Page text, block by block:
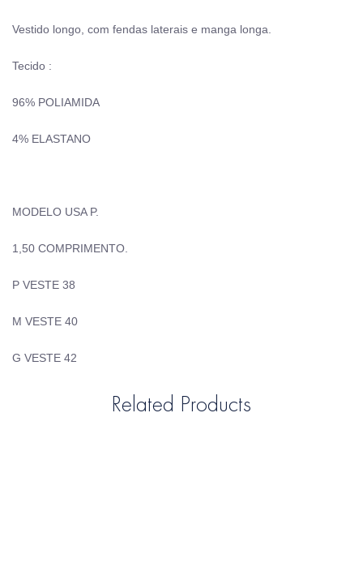
Vestido longo, com fendas laterais e manga longa.
Tecido :
96% POLIAMIDA
4% ELASTANO
MODELO USA P.
1,50 COMPRIMENTO.
P VESTE 38
M VESTE 40
G VESTE 42
Related Products